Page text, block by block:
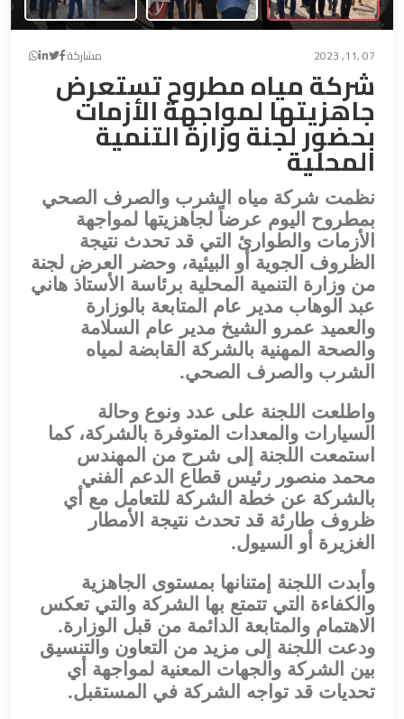
07 ,11, 2023 مشاركة:
شركة مياه مطروح تستعرض
جاهزيتها لمواجهة الأزمات
بحضور لجنة وزارة التنمية
المحلية
نظمت شركة مياه الشرب والصرف الصحي
بمطروح اليوم عرضاً لجاهزيتها لمواجهة
الأزمات والطوارئ التي قد تحدث نتيجة
الظروف الجوية أو البيئية، وحضر العرض لجنة
من وزارة التنمية المحلية برئاسة الأستاذ هاني
عبد الوهاب مدير عام المتابعة بالوزارة
والعميد عمرو الشيخ مدير عام السلامة
والصحة المهنية بالشركة القابضة لمياه
الشرب والصرف الصحي.
واطلعت اللجنة على عدد ونوع وحالة
السيارات والمعدات المتوفرة بالشركة، كما
استمعت اللجنة إلى شرح من المهندس
محمد منصور رئيس قطاع الدعم الفني
بالشركة عن خطة الشركة للتعامل مع أي
ظروف طارئة قد تحدث نتيجة الأمطار
الغزيرة أو السيول.
وأبدت اللجنة إمتنانها بمستوى الجاهزية
والكفاءة التي تتمتع بها الشركة والتي تعكس
الاهتمام والمتابعة الدائمة من قبل الوزارة.
ودعت اللجنة إلى مزيد من التعاون والتنسيق
بين الشركة والجهات المعنية لمواجهة أي
تحديات قد تواجه الشركة في المستقبل.